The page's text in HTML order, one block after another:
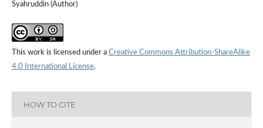
Syahruddin (Author)
This work is licensed under a Creative Commons Attribution-ShareAlike
4.0 International License.
HOW TO CITE